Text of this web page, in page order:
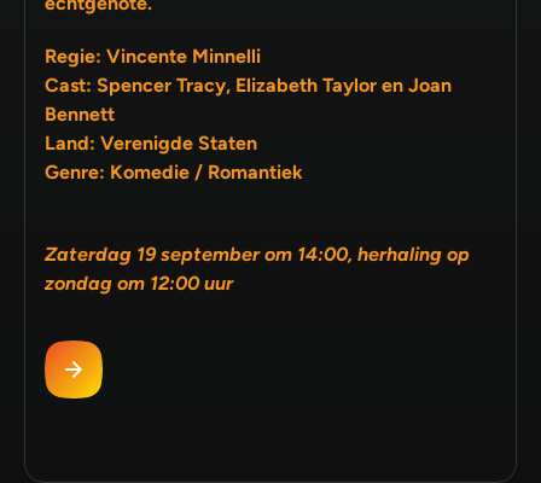
Regie: Vincente Minnelli
Cast: Spencer Tracy, Elizabeth Taylor en Joan
Bennett
Land: Verenigde Staten
Genre: Komedie / Romantiek
Zaterdag 19 september om 14:00, herhaling op
zondag om 12:00 uur